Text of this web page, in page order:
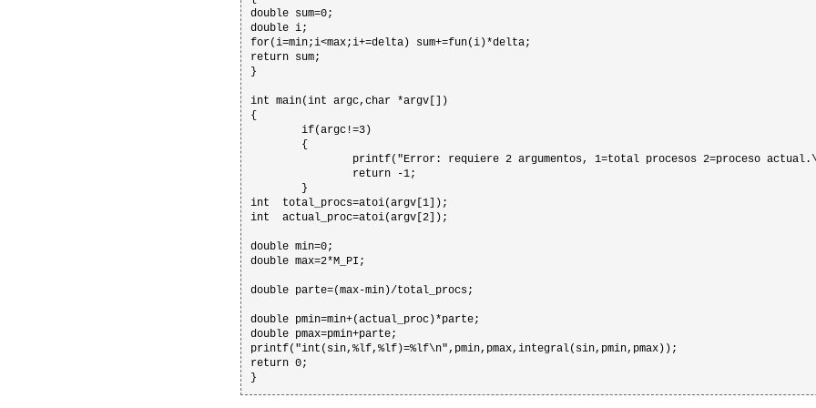
double sum=0;
double i;
for(i=min;i<max;i+=delta) sum+=fun(i)*delta;
return sum;
}
int main(int argc,char *argv[])
{
        if(argc!=3)
        {
printf("Error: requiere 2 argumentos, 1=total procesos 2=proceso
                return -1;
        }
int  total_procs=atoi(argv[1]);
int  actual_proc=atoi(argv[2]);
double min=0;
double max=2*M_PI;
double parte=(max-min)/total_procs;
double pmin=min+(actual_proc)*parte;
double pmax=pmin+parte;
printf("int(sin,%lf,%lf)=%lf\n",pmin,pmax,integral(sin,pmin,pmax));
return 0;
}